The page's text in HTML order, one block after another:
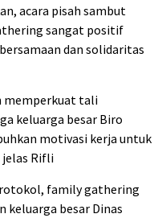
acara pisah sambut
sangat positif
dan solidaritas
memperkuat tali
keluarga besar Biro
motivasi kerja untuk
jelas Rifli
family gathering
keluarga besar Dinas